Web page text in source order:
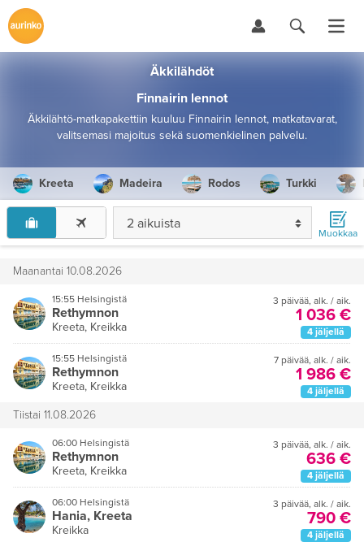
Äkkilähdöt
Finnairin lennot
Äkkilähtö-matkapakettiin kuuluu Finnairin lennot, matkatavarat,
valitsemasi majoitus sekä suomenkielinen palvelu.
Kreeta Madeira Rodos Turkki
2 aikuista
Muokkaa
Maanantai 10.08.2026
15:55 Helsingistä
Rethymnon
Kreeta, Kreikka 4 jäljellä
3 päivää, alk. / aik.
1 036 €
15:55 Helsingistä
Rethymnon
Kreeta, Kreikka 4 jäljellä
7 päivää, alk. / aik.
1 986 €
Tiistai 11.08.2026
06:00 Helsingistä
Rethymnon
Kreeta, Kreikka 4 jäljellä
3 päivää, alk. / aik.
636 €
06:00 Helsingistä
Hania, Kreeta
Kreikka 4 jäljellä
3 päivää, alk. / aik.
790 €